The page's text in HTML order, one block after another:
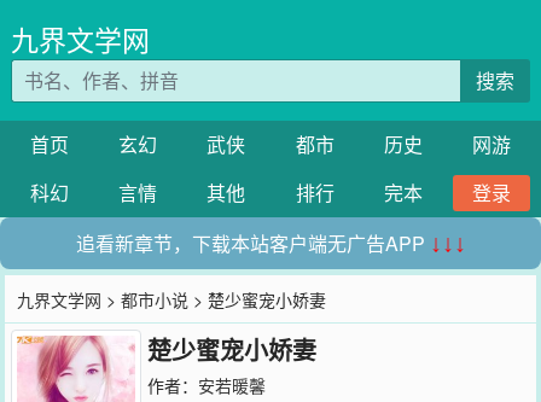
九界文学网
搜索
首页 玄幻 武侠 都市 历史
网游
科幻
言情 其他 排行 完本
登录
追看新章节，下载本站客户端无广告APP ↓↓↓
九界文学网 >都市小说 > 楚少蜜宠小娇妻
楚少蜜宠小娇妻
作者： 安若暖馨